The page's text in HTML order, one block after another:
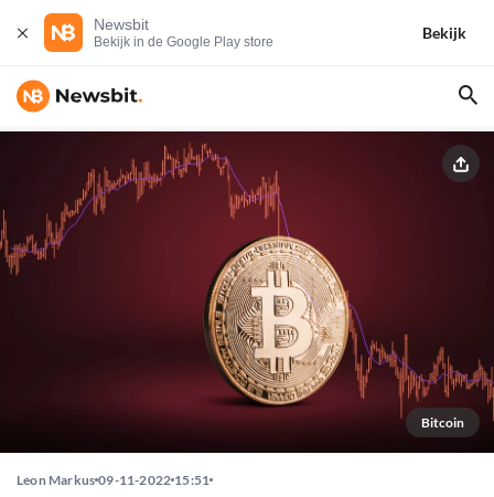
Newsbit
Bekijk in de Google Play store
Bekijk
Bitcoin
Leon Markus 09-11-2022 15:51